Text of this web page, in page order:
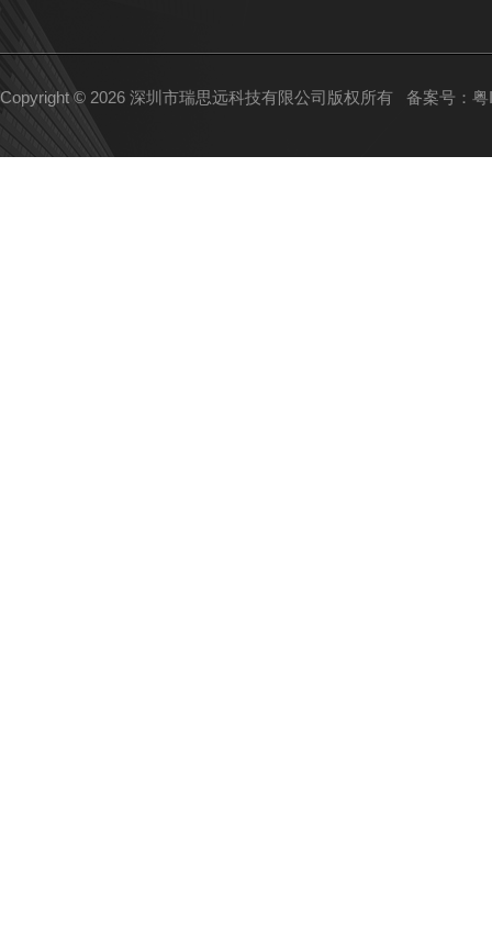
Copyright © 2026 深圳市瑞思远科技有限公司版权所有 备案号：